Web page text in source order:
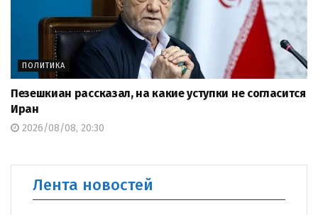
ПОЛИТИКА
Пезешкиан рассказал, на какие уступки не согласится
Иран
2026/08/08, 20:30
Лента новостей